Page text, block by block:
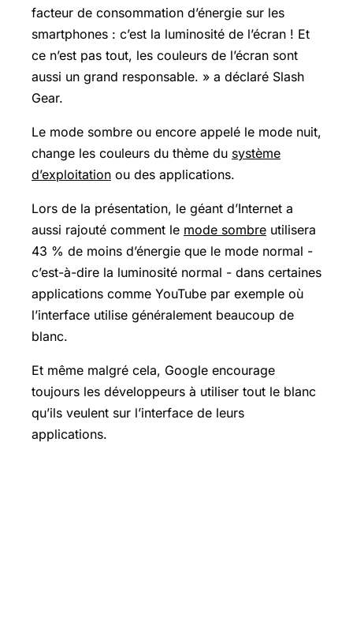
facteur de consommation d’énergie sur les
smartphones : c’est la luminosité de l’écran ! Et
ce n’est pas tout, les couleurs de l’écran sont
aussi un grand responsable. » a déclaré Slash
Gear.
Le mode sombre ou encore appelé le mode nuit,
change les couleurs du thème du système
d’exploitation ou des applications.
Lors de la présentation, le géant d’Internet a
aussi rajouté comment le mode sombre utilisera
43 % de moins d’énergie que le mode normal -
c’est-à-dire la luminosité normal - dans certaines
applications comme YouTube par exemple où
l’interface utilise généralement beaucoup de
blanc.
Et même malgré cela, Google encourage
toujours les développeurs à utiliser tout le blanc
qu’ils veulent sur l’interface de leurs
applications.